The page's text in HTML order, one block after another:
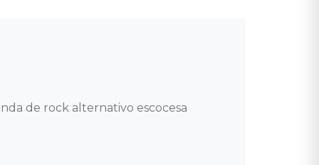
de rock alternativo escocesa